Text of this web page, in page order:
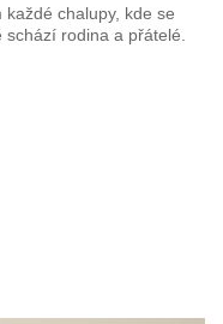
každé chalupy, kde se
rodina a přátelé.